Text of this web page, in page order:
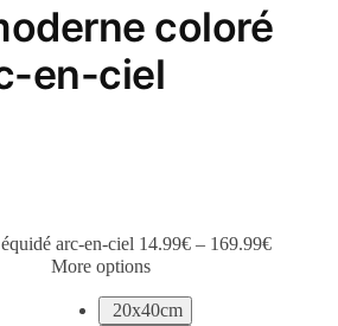
coloré
en-ciel
arc-en-ciel 14.99€ – 169.99€
More options
20x40cm